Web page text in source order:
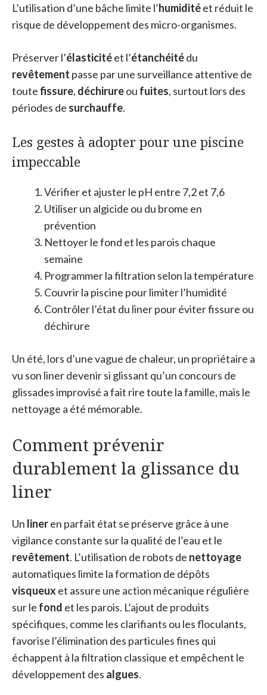
L’utilisation d’une bâche limite l’humiditéet réduit le
risque de développement des micro-organismes.
Préserver l’élasticitéet l’étanchéitédu
revêtement passe par une surveillance attentive de
toutefissure, déchirureou fuites, surtout lors des
périodes de surchauffe.
Les gestes à adopter pour une piscine
impeccable
Vérifier et ajuster le pH entre 7,2 et 7,6
Utiliser un algicide ou du brome en
prévention
Nettoyer le fond et les parois chaque
semaine
Programmer la filtration selon la température
Couvrir la piscine pour limiter l’humidité
Contrôler l’état du liner pour éviter fissure ou
déchirure
Un été, lors d’une vague de chaleur, un propriétaire a
vu son liner devenir si glissant qu’un concours de
glissades improvisé a fait rire toute la famille, mais le
nettoyage a été mémorable.
Comment prévenir
durablement la glissance du
liner
Un lineren parfait état se préserve grâce à une
vigilance constante sur la qualité de l’eau et le
revêtement. L’utilisation de robots de nettoyage
automatiques limite la formation de dépôts
visqueux et assure une action mécanique régulière
sur le fond et les parois. L’ajout de produits
spécifiques, comme les clarifiants ou les floculants,
favorise l’élimination des particules fines qui
échappent à la filtration classique et empêchent le
développement des algues.